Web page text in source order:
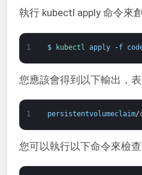
執行 kubectl apply 命令來
1 $ kubectl apply -f
您應該會得到以下輸出，
1 persistentvolumeclaim/
您可以執行以下命令來檢